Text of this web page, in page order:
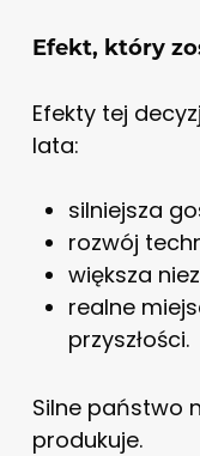
Efekt, który
Efekty tej
lata:
silniejsza
rozwój
większa
realne
przyszłości.
Silne państwo
produkuje.